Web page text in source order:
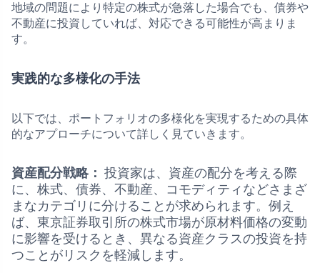
地域の問題により特定の株式が急落した場合でも、債券や
不動産に投資していれば、対応できる可能性が高まりま
す。
実践的な多様化の手法
以下では、ポートフォリオの多様化を実現するための具体
的なアプローチについて詳しく見ていきます。
資産配分戦略： 投資家は、資産の配分を考える際
に、株式、債券、不動産、コモディティなどさまざ
まなカテゴリに分けることが求められます。例え
ば、東京証券取引所の株式市場が原材料価格の変動
に影響を受けるとき、異なる資産クラスの投資を持
つことがリスクを軽減します。